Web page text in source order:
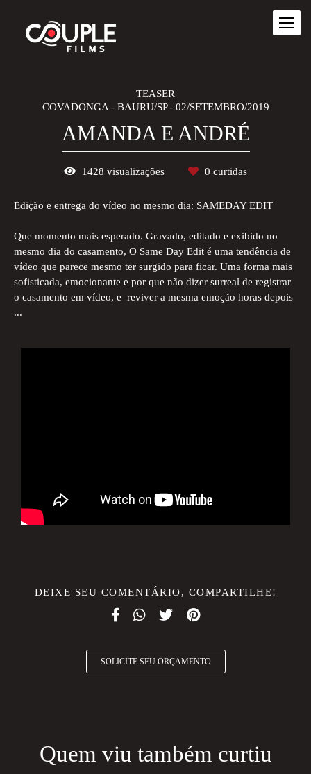
TEASER
COVADONGA - BAURU/SP
02/SETEMBRO/2019
AMANDA E ANDRÉ
1428 visualizações 0 curtidas
Edição e entrega do vídeo no mesmo dia: SAMEDAY EDIT
Que momento mais esperado. Gravado, editado e exibido no
mesmo dia do casamento, O Same Day Edit é uma tendência de
vídeo que parece mesmo ter surgido para ficar. Uma forma mais
sofisticada, emocionante e por que não dizer surreal de registrar
o casamento em vídeo, e reviver a mesma emoção horas depois
...
DEIXE SEU COMENTÁRIO, COMPARTILHE!
SOLICITE SEU ORÇAMENTO
Quem viu também curtiu